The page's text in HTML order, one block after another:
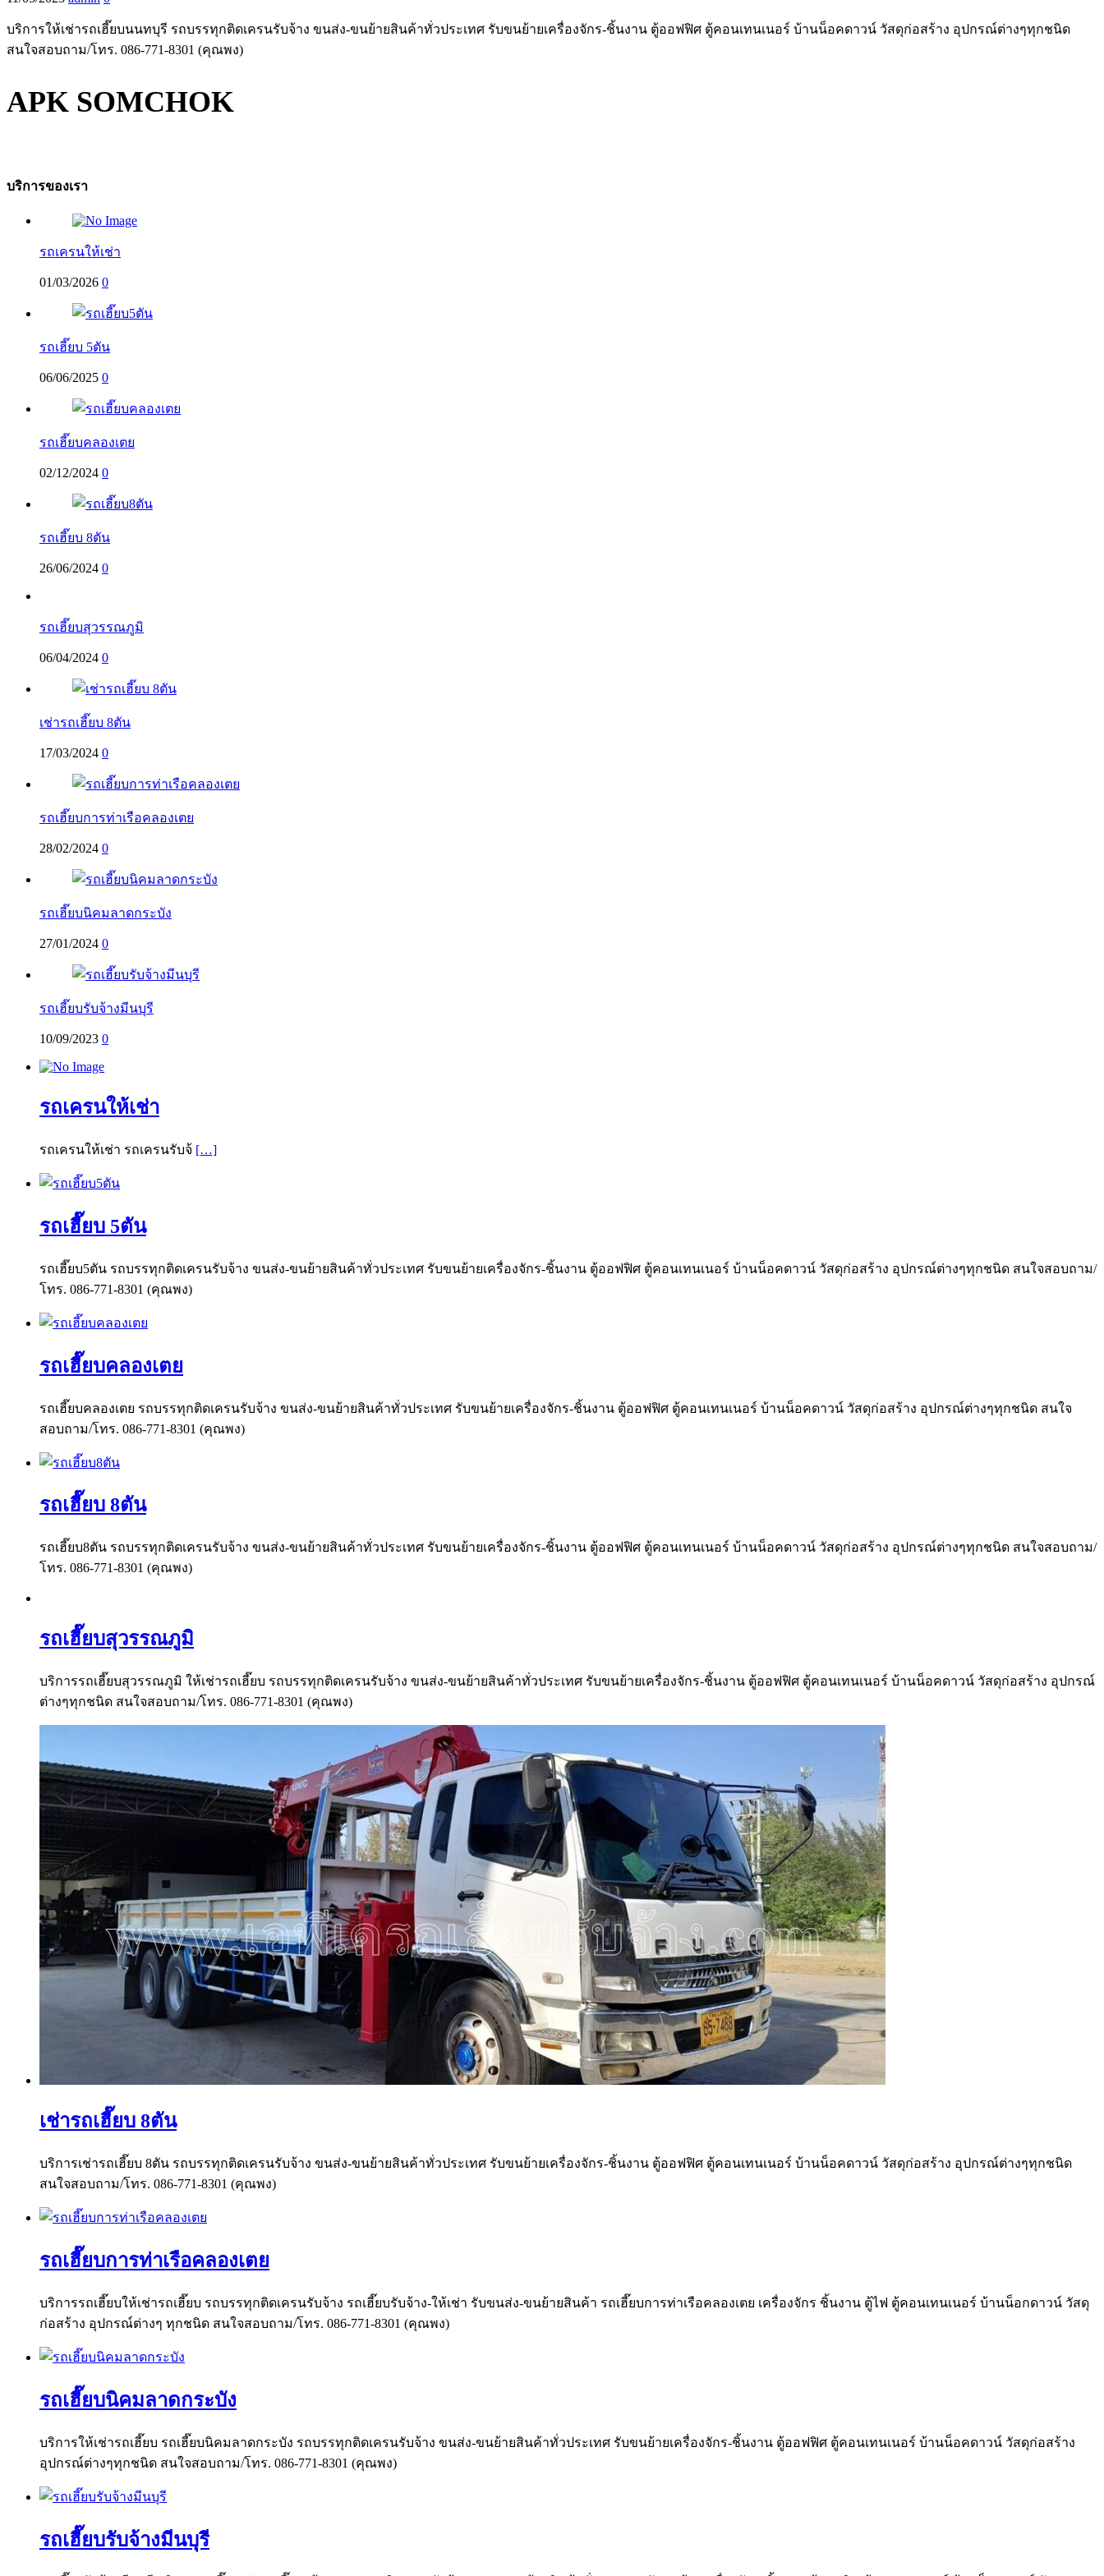
บริการให้เช่ารถเฮี๊ยบนนทบุรี รถบรรทุกติดเครนรับจ้าง ขนส่ง-ขนย้ายสินค้าทั่วประเทศ รับขนย้ายเครื่องจักร-ชิ้นงาน ตู้ออฟฟิศ ตู้คอนเทนเนอร์ บ้านน็อคดาวน์ วัสดุก่อสร้าง อุปกรณ์ต่างๆทุกชนิด
สนใจสอบถาม/โทร. 086-771-8301 (คุณพง)
APK SOMCHOK
บริการของเรา
รถเครนให้เช่า
01/03/2026 0
รถเฮี๊ยบ 5ตัน
06/06/2025 0
รถเฮี๊ยบคลองเตย
02/12/2024 0
รถเฮี๊ยบ 8ตัน
26/06/2024 0
รถเฮี๊ยบสุวรรณภูมิ
06/04/2024 0
เช่ารถเฮี๊ยบ 8ตัน
17/03/2024 0
รถเฮี๊ยบการท่าเรือคลองเตย
28/02/2024 0
รถเฮี๊ยบนิคมลาดกระบัง
27/01/2024 0
รถเฮี๊ยบรับจ้างมีนบุรี
10/09/2023 0
รถเครนให้เช่า
รถเครนให้เช่า รถเครนรับจ้ […]
รถเฮี๊ยบ 5ตัน
รถเฮี๊ยบ5ตัน รถบรรทุกติดเครนรับจ้าง ขนส่ง-ขนย้ายสินค้าทั่วประเทศ รับขนย้ายเครื่องจักร-ชิ้นงาน ตู้ออฟฟิศ ตู้คอนเทนเนอร์ บ้านน็อคดาวน์ วัสดุก่อสร้าง อุปกรณ์ต่างๆทุกชนิด สนใจสอบถาม/
โทร. 086-771-8301 (คุณพง)
รถเฮี๊ยบคลองเตย
รถเฮี๊ยบคลองเตย รถบรรทุกติดเครนรับจ้าง ขนส่ง-ขนย้ายสินค้าทั่วประเทศ รับขนย้ายเครื่องจักร-ชิ้นงาน ตู้ออฟฟิศ ตู้คอนเทนเนอร์ บ้านน็อคดาวน์ วัสดุก่อสร้าง อุปกรณ์ต่างๆทุกชนิด สนใจ
สอบถาม/โทร. 086-771-8301 (คุณพง)
รถเฮี๊ยบ 8ตัน
รถเฮี๊ยบ8ตัน รถบรรทุกติดเครนรับจ้าง ขนส่ง-ขนย้ายสินค้าทั่วประเทศ รับขนย้ายเครื่องจักร-ชิ้นงาน ตู้ออฟฟิศ ตู้คอนเทนเนอร์ บ้านน็อคดาวน์ วัสดุก่อสร้าง อุปกรณ์ต่างๆทุกชนิด สนใจสอบถาม/
โทร. 086-771-8301 (คุณพง)
รถเฮี๊ยบสุวรรณภูมิ
บริการรถเฮี๊ยบสุวรรณภูมิ ให้เช่ารถเฮี๊ยบ รถบรรทุกติดเครนรับจ้าง ขนส่ง-ขนย้ายสินค้าทั่วประเทศ รับขนย้ายเครื่องจักร-ชิ้นงาน ตู้ออฟฟิศ ตู้คอนเทนเนอร์ บ้านน็อคดาวน์ วัสดุก่อสร้าง อุปกรณ์
ต่างๆทุกชนิด สนใจสอบถาม/โทร. 086-771-8301 (คุณพง)
เช่ารถเฮี๊ยบ 8ตัน
บริการเช่ารถเฮี๊ยบ 8ตัน รถบรรทุกติดเครนรับจ้าง ขนส่ง-ขนย้ายสินค้าทั่วประเทศ รับขนย้ายเครื่องจักร-ชิ้นงาน ตู้ออฟฟิศ ตู้คอนเทนเนอร์ บ้านน็อคดาวน์ วัสดุก่อสร้าง อุปกรณ์ต่างๆทุกชนิด
สนใจสอบถาม/โทร. 086-771-8301 (คุณพง)
รถเฮี๊ยบการท่าเรือคลองเตย
บริการรถเฮี๊ยบให้เช่ารถเฮี๊ยบ รถบรรทุกติดเครนรับจ้าง รถเฮี๊ยบรับจ้าง-ให้เช่า รับขนส่ง-ขนย้ายสินค้า รถเฮี๊ยบการท่าเรือคลองเตย เครื่องจักร ชิ้นงาน ตู้ไฟ ตู้คอนเทนเนอร์ บ้านน็อกดาวน์ วัสดุ
ก่อสร้าง อุปกรณ์ต่างๆ ทุกชนิด สนใจสอบถาม/โทร. 086-771-8301 (คุณพง)
รถเฮี๊ยบนิคมลาดกระบัง
บริการให้เช่ารถเฮี๊ยบ รถเฮี๊ยบนิคมลาดกระบัง รถบรรทุกติดเครนรับจ้าง ขนส่ง-ขนย้ายสินค้าทั่วประเทศ รับขนย้ายเครื่องจักร-ชิ้นงาน ตู้ออฟฟิศ ตู้คอนเทนเนอร์ บ้านน็อคดาวน์ วัสดุก่อสร้าง
อุปกรณ์ต่างๆทุกชนิด สนใจสอบถาม/โทร. 086-771-8301 (คุณพง)
รถเฮี๊ยบรับจ้างมีนบุรี